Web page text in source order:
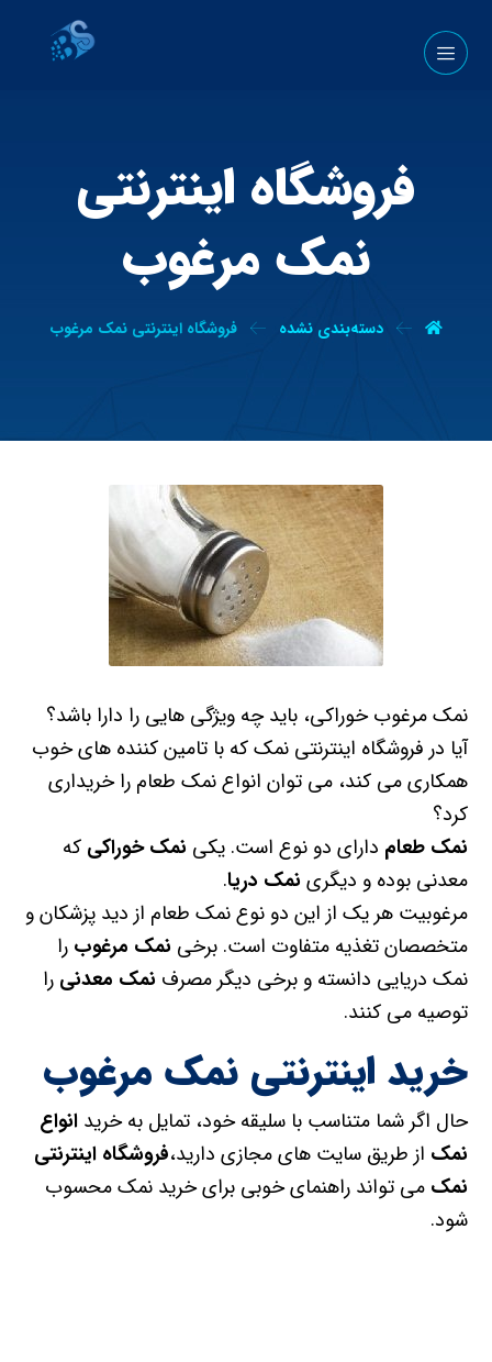
فروشگاه اینترنتی
نمک مرغوب
دسته‌بندی نشده فروشگاه اینترنتی نمک مرغوب
نمک مرغوب خوراکی، باید چه ویژگی هایی را دارا باشد؟
آیا در فروشگاه اینترنتی نمک که با تامین کننده های خوب
همکاری می کند، می توان انواع نمک طعام را خریداری
کرد؟
نمک طعام دارای دو نوع است. یکی نمک خوراکی که
معدنی بوده و دیگری نمک دریا.
مرغوبیت هر یک از این دو نوع نمک طعام از دید پزشکان و
متخصصان تغذیه متفاوت است. برخی نمک مرغوب را
نمک دریایی دانسته و برخی دیگر مصرف نمک معدنی را
توصیه می کنند.
خرید اینترنتی نمک مرغوب
حال اگر شما متناسب با سلیقه خود، تمایل به خریدانواع
نمک از طریق سایت های مجازی دارید،فروشگاه اینترنتی
نمک می تواند راهنمای خوبی برای خرید نمک محسوب
شود.